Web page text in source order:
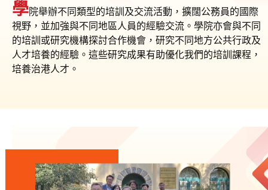
學院舉辦不同類型的培訓及交流活動，擴闊公務員的國際
視野，並加強與不同地區人員的經驗交流。學院亦會與不同
的培訓或研究機構探討合作機會，研究不同地方公共行政及
人才培養的經驗。這些研究成果有助優化我們的培訓課程，
培養治港人才。